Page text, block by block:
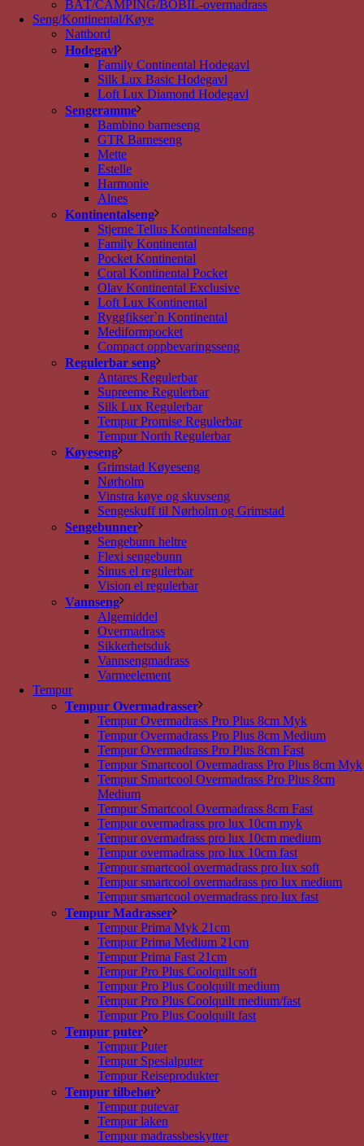
BÅT/CAMPING/BOBIL-overmadrass
Seng/Kontinental/Køye
Nattbord
Hodegavl
Family Continental Hodegavl
Silk Lux Basic Hodegavl
Loft Lux Diamond Hodegavl
Sengeramme
Bambino barneseng
GTR Barneseng
Mette
Estelle
Harmonie
Alnes
Kontinentalseng
Stjerne Tellus Kontinentalseng
Family Kontinental
Pocket Kontinental
Coral Kontinental Pocket
Olav Kontinental Exclusive
Loft Lux Kontinental
Ryggfikser`n Kontinental
Mediformpocket
Compact oppbevaringsseng
Regulerbar seng
Antares Regulerbar
Supreeme Regulerbar
Silk Lux Regulerbar
Tempur Promise Regulerbar
Tempur North Regulerbar
Køyeseng
Grimstad Køyeseng
Nørholm
Vinstra køye og skuvseng
Sengeskuff til Nørholm og Grimstad
Sengebunner
Sengebunn heltre
Flexi sengebunn
Sinus el regulerbar
Vision el regulerbar
Vannseng
Algemiddel
Overmadrass
Sikkerhetsduk
Vannsengmadrass
Varmeelement
Tempur
Tempur Overmadrasser
Tempur Overmadrass Pro Plus 8cm Myk
Tempur Overmadrass Pro Plus 8cm Medium
Tempur Overmadrass Pro Plus 8cm Fast
Tempur Smartcool Overmadrass Pro Plus 8cm Myk
Tempur Smartcool Overmadrass Pro Plus 8cm
Medium
Tempur Smartcool Overmadrass 8cm Fast
Tempur overmadrass pro lux 10cm myk
Tempur overmadrass pro lux 10cm medium
Tempur overmadrass pro lux 10cm fast
Tempur smartcool overmadrass pro lux soft
Tempur smartcool overmadrass pro lux medium
Tempur smartcool overmadrass pro lux fast
Tempur Madrasser
Tempur Prima Myk 21cm
Tempur Prima Medium 21cm
Tempur Prima Fast 21cm
Tempur Pro Plus Coolquilt soft
Tempur Pro Plus Coolquilt medium
Tempur Pro Plus Coolquilt medium/fast
Tempur Pro Plus Coolquilt fast
Tempur puter
Tempur Puter
Tempur Spesialputer
Tempur Reiseprodukter
Tempur tilbehør
Tempur putevar
Tempur laken
Tempur madrassbeskytter